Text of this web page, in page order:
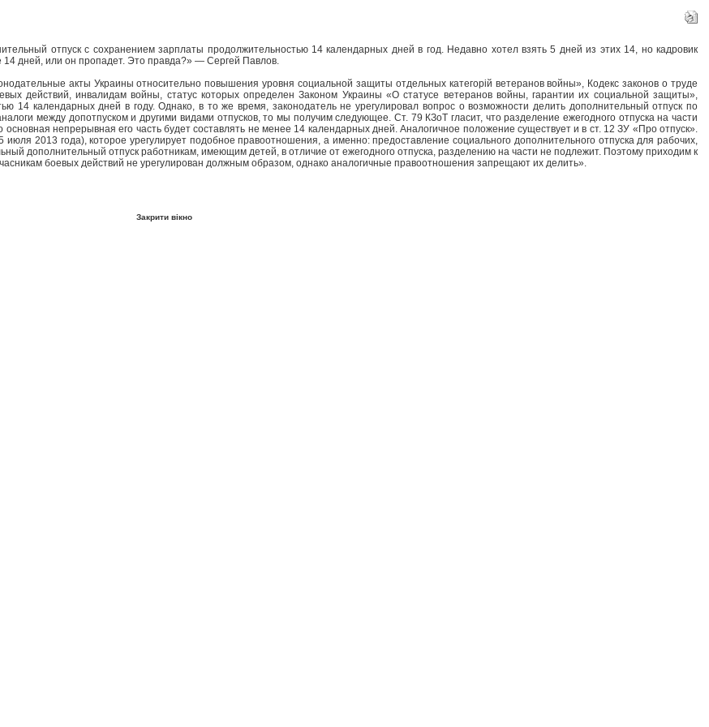
отпуск с сохранением зарплаты продолжительностью 14 календарных дней в год. Недавно хотел взять 5 дней из этих 14, но кадровик
14 дней, или он пропадет. Это правда?» — Сергей Павлов.
акты Украины относительно повышения уровня социальной защиты отдельных категорій ветеранов войны», Кодекс законов о труде
действий, инвалидам войны, статус которых определен Законом Украины «О статусе ветеранов войны, гарантии их социальной защиты»,
14 календарных дней в году. Однако, в то же время, законодатель не урегулировал вопрос о возможности делить дополнительный отпуск по
между допотпуском и другими видами отпусков, то мы получим следующее. Ст. 79 КЗоТ гласит, что разделение ежегодного отпуска на части
непрерывная его часть будет составлять не менее 14 календарных дней. Аналогичное положение существует и в ст. 12 ЗУ «Про отпуск».
2013 года), которое урегулирует подобное правоотношения, а именно: предоставление социального дополнительного отпуска для рабочих,
дополнительный отпуск работникам, имеющим детей, в отличие от ежегодного отпуска, разделению на части не подлежит. Поэтому приходим к
боевых действий не урегулирован должным образом, однако аналогичные правоотношения запрещают их делить».
Закрити вікно